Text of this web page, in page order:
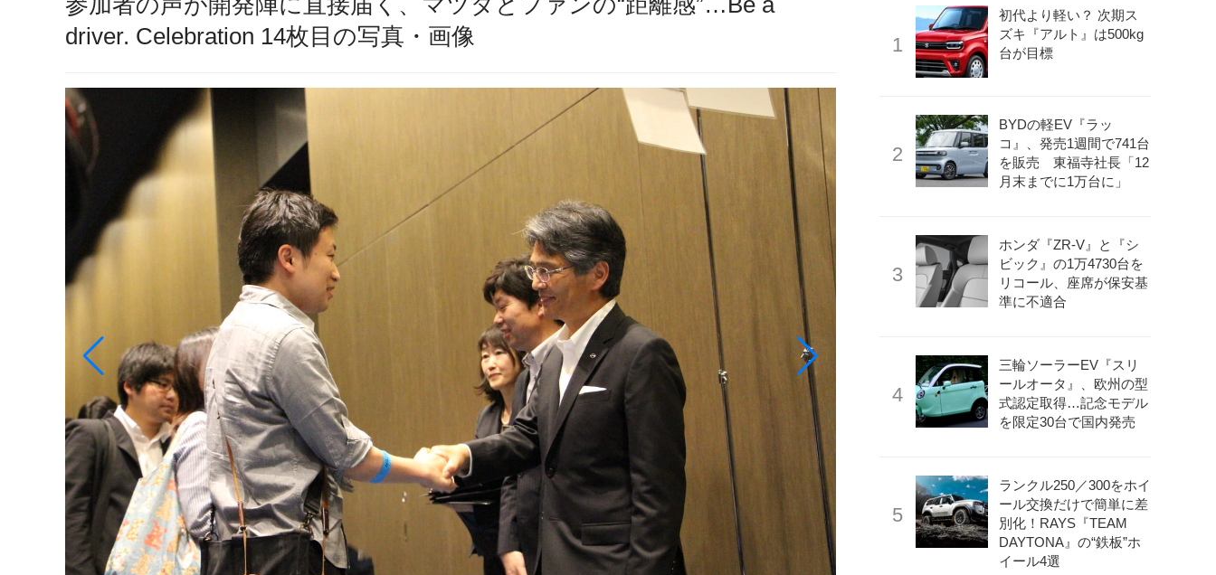
driver. Celebration 14枚目の写真・画像
初代より軽い？ 次期ス
ズキ『アルト』は500kg
台が目標
BYDの軽EV『ラッ
コ』、発売1週間で741台
を販売 東福寺社長「12
月末までに1万台に」
ホンダ『ZR-V』と『シ
ビック』の1万4730台を
リコール、座席が保安基
準に不適合
三輪ソーラーEV『スリ
ールオータ』、欧州の型
式認定取得…記念モデル
を限定30台で国内発売
ランクル250／300をホイ
ール交換だけで簡単に差
別化！RAYS『TEAM
DAYTONA』の“鉄板”ホ
イール4選